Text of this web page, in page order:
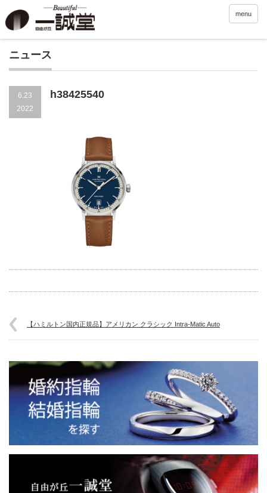
menu
ニュース
6.23
2022
h38425540
【ハミルトン国内正規品】アメリカン クラシック Intra-Matic Auto